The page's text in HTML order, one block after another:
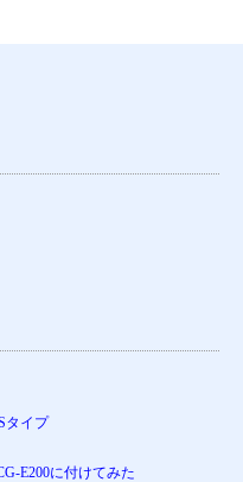
タイプ
E200に付けてみた